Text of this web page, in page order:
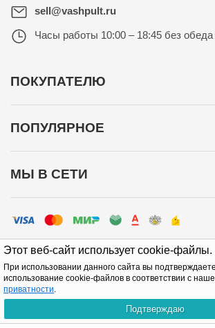
Этот веб-сайт использует cookie-файлы.
При использовании данного сайта вы
использование cookie-файлов в соответствии с
приватности.
Подтверждаю
sell@vashpult.ru
Часы работы 10:00 – 18:45 без обеда
ПОКУПАТЕЛЮ
ПОПУЛЯРНОЕ
МЫ В СЕТИ
Copyright © 2005-2026 Все права